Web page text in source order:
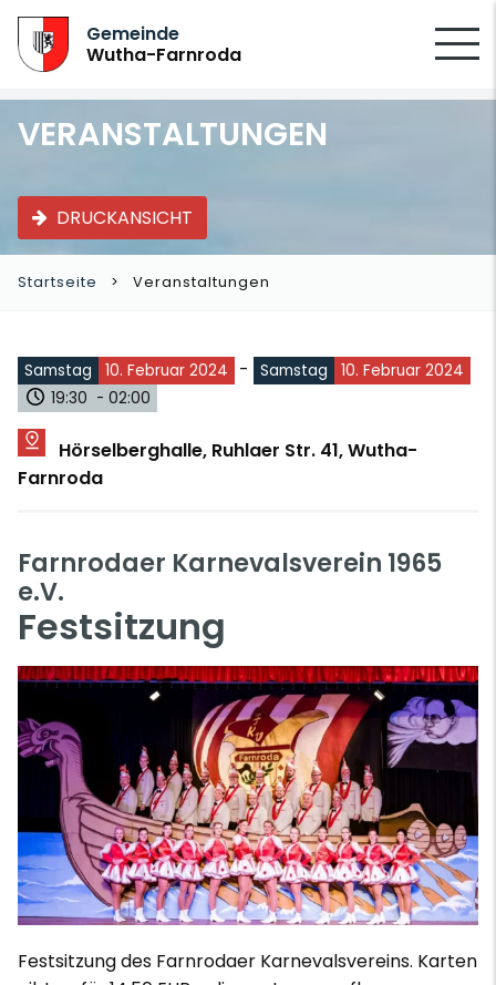
Gemeinde
Wutha-Farnroda
VERANSTALTUNGEN
DRUCKANSICHT
Startseite Veranstaltungen
Samstag 10. Februar 2024 - Samstag
10. Februar 2024
19:30 - 02:00
Hörselberghalle, Ruhlaer Str. 41, Wutha-
Farnroda
Farnrodaer Karnevalsverein 1965
e.V.
Festsitzung
Festsitzung des Farnrodaer Karnevalsvereins. Karten